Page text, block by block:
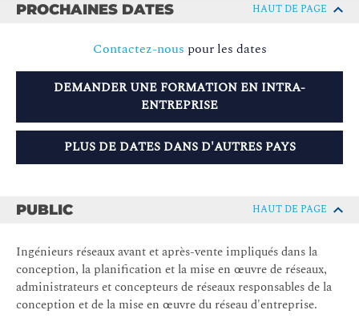
PROCHAINES DATES HAUT DE PAGE
Contactez-nous pour les dates
DEMANDER UNE FORMATION EN INTRA-
ENTREPRISE
PLUS DE DATES DANS D'AUTRES PAYS
PUBLIC HAUT DE PAGE
Ingénieurs réseaux avant et après-vente impliqués dans la
conception, la planification et la mise en œuvre de réseaux,
administrateurs et concepteurs de réseaux responsables de la
conception et de la mise en œuvre du réseau d'entreprise.